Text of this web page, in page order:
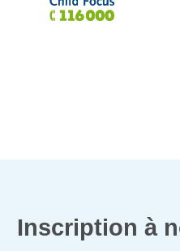
Inscription à